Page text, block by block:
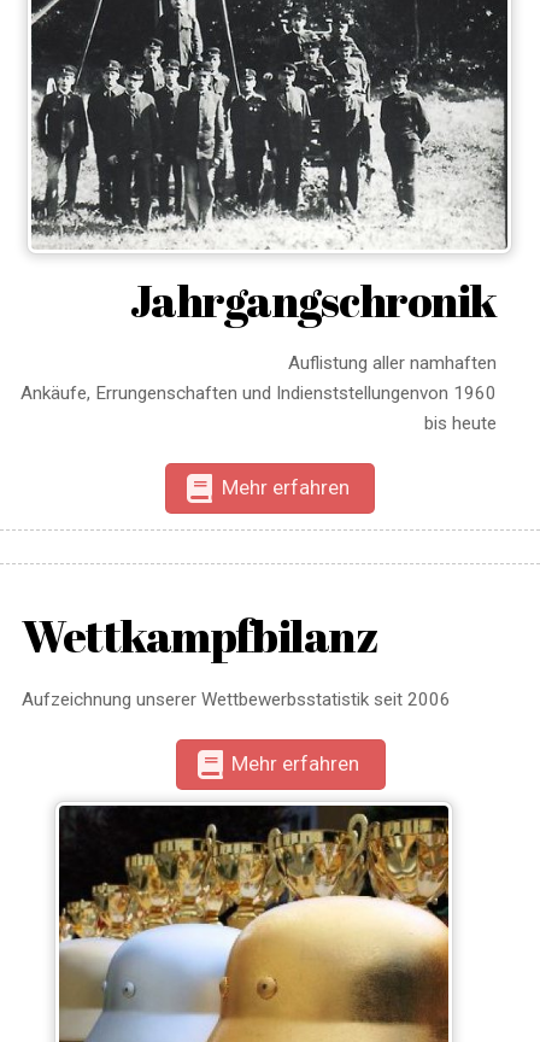
Jahrgangschronik
Auflistung aller namhaften
Ankäufe, Errungenschaften und Indienststellungenvon 1960
bis heute
Mehr erfahren
Wettkampfbilanz
Aufzeichnung unserer Wettbewerbsstatistik seit 2006
Mehr erfahren